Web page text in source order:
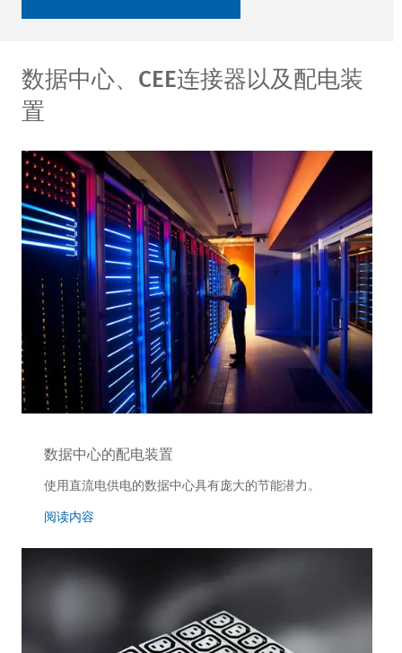
数据中心、CEE连接器以及配电装
置
数据中心的配电装置
使用直流电供电的数据中心具有庞大的节能潜力。
阅读内容